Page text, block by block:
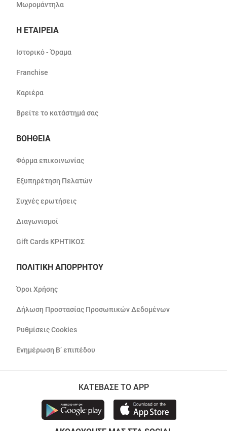
Μωρομάντηλα
Η ΕΤΑΙΡΕΙΑ
Ιστορικό - Όραμα
Franchise
Καριέρα
Βρείτε το κατάστημά σας
ΒΟΗΘΕΙΑ
Φόρμα επικοινωνίας
Εξυπηρέτηση Πελατών
Συχνές ερωτήσεις
Διαγωνισμοί
Gift Cards ΚΡΗΤΙΚΟΣ
ΠΟΛΙΤΙΚΗ ΑΠΟΡΡΗΤΟΥ
Όροι Χρήσης
Δήλωση Προστασίας Προσωπικών Δεδομένων
Ρυθμίσεις Cookies
Ενημέρωση Β’ επιπέδου
ΚΑΤΕΒΑΣΕ ΤΟ APP